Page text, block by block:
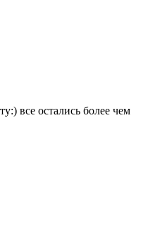
все остались более чем